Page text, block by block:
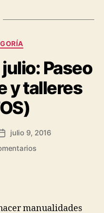
julio: Paseo
y talleres
julio 9, 2016
manualidades